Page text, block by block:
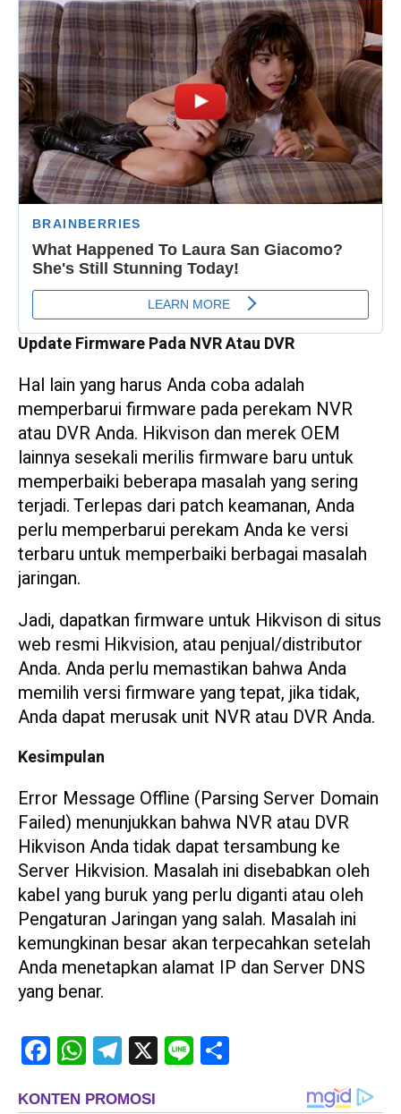
Update Firmware Pada NVR Atau DVR
Hal lain yang harus Anda coba adalah
memperbarui firmware pada perekam NVR
atau DVR Anda. Hikvison dan merek OEM
lainnya sesekali merilis firmware baru untuk
memperbaiki beberapa masalah yang sering
terjadi. Terlepas dari patch keamanan, Anda
perlu memperbarui perekam Anda ke versi
terbaru untuk memperbaiki berbagai masalah
jaringan.
Jadi, dapatkan firmware untuk Hikvison di situs
web resmi Hikvision, atau penjual/distributor
Anda. Anda perlu memastikan bahwa Anda
memilih versi firmware yang tepat, jika tidak,
Anda dapat merusak unit NVR atau DVR Anda.
Kesimpulan
Error Message Offline (Parsing Server Domain
Failed) menunjukkan bahwa NVR atau DVR
Hikvison Anda tidak dapat tersambung ke
Server Hikvision. Masalah ini disebabkan oleh
kabel yang buruk yang perlu diganti atau oleh
Pengaturan Jaringan yang salah. Masalah ini
kemungkinan besar akan terpecahkan setelah
Anda menetapkan alamat IP dan Server DNS
yang benar.
FacebookWhatsAppTelegram
X Line